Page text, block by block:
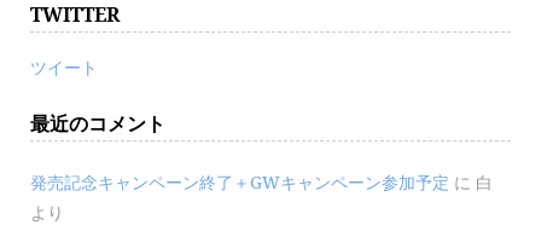
TWITTER
ツイート
最近のコメント
発売記念キャンペーン終了＋GWキャンペーン参加予定 に 白
より